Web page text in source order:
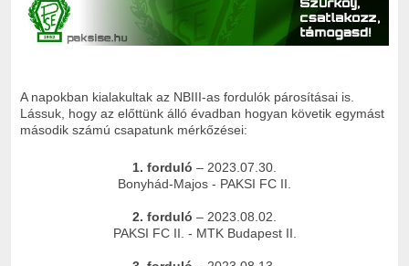
A napokban kialakultak az NBIII-as fordulók párosításai is.
Lássuk, hogy az előttünk álló évadban hogyan követik egymást
második számú csapatunk mérkőzései:
1. forduló – 2023.07.30.
Bonyhád-Majos - PAKSI FC II.
2. forduló – 2023.08.02.
PAKSI FC II. - MTK Budapest II.